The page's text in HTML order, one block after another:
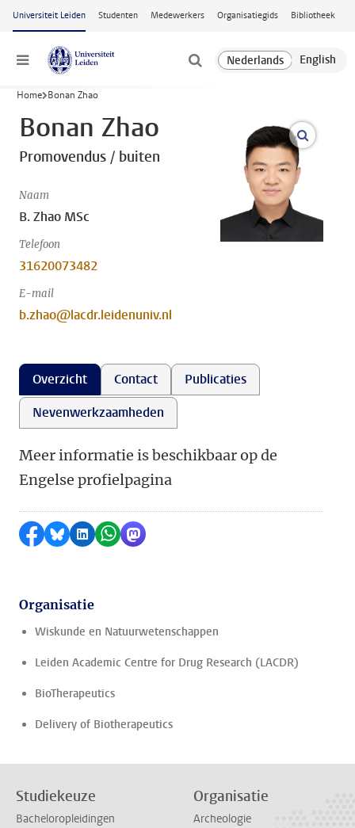
Ga naar hoofdinhoud
Universiteit Leiden Studenten Medewerkers Organisatiegids Bibliotheek
Menu
Home Bonan Zhao
Bonan Zhao
Promovendus / buiten
Naam
B. Zhao MSc
Telefoon
31620073482
E-mail
b.zhao@lacdr.leidenuniv.nl
open
Overzicht Contact
Publicaties
Nevenwerkzaamheden
Meer informatie is beschikbaar op de
Engelse profielpagina
Delen op Facebook
Delen via Bluesky
Delen op LinkedIn
Delen via WhatsApp
Delen via Mastodon
Organisatie
Wiskunde en Natuurwetenschappen
Leiden Academic Centre for Drug Research (LACDR)
BioTherapeutics
Delivery of Biotherapeutics
Studiekeuze
Bacheloropleidingen
Organisatie
Archeologie